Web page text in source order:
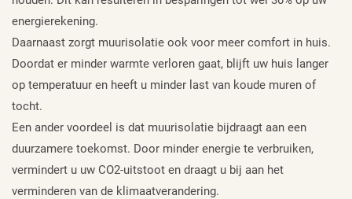
energierekening.
Daarnaast zorgt muurisolatie ook voor meer comfort in huis.
Doordat er minder warmte verloren gaat, blijft uw huis langer
op temperatuur en heeft u minder last van koude muren of
tocht.
Een ander voordeel is dat muurisolatie bijdraagt aan een
duurzamere toekomst. Door minder energie te verbruiken,
vermindert u uw CO2-uitstoot en draagt u bij aan het
verminderen van de klimaatverandering.